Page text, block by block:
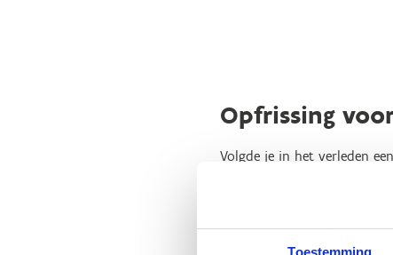
Toestemming
Opfrissing
Volgde je in het verleden
leerden ook wij bij. We
the art inhoud over de